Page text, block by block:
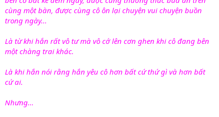
cùng một bàn, được cùng cô ôn lại chuyện vui chuyện buồn
trong ngày...
Là từ khi hắn rất vô tư mà vô cớ lên cơn ghen khi cô đang bên
một chàng trai khác.
Là khi hắn nói rằng hắn yêu cô hơn bất cứ thứ gì và hơn bất
cứ ai.
Nhưng...